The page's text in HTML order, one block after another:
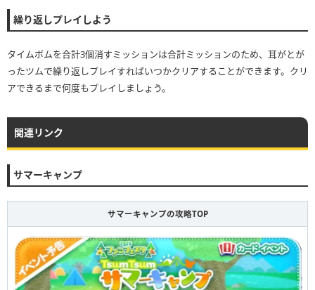
繰り返しプレイしよう
タイムボムを合計3個消すミッションは合計ミッションのため、耳がとが
ったツムで繰り返しプレイすればいつかクリアすることができます。クリ
アできるまで何度もプレイしましょう。
関連リンク
サマーキャンプ
サマーキャンプの攻略TOP